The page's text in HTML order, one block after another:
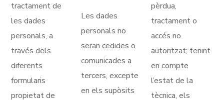
tractament de
les dades
personals, a
través dels
diferents
formularis
propietat de
Les dades
personals no
seran cedides o
comunicades a
tercers, excepte
en els supòsits
pèrdua,
tractament o
accés no
autoritzat; tenint
en compte
l’estat de la
tècnica, els